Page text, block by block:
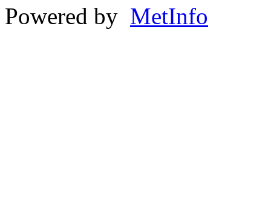
Powered by MetInfo